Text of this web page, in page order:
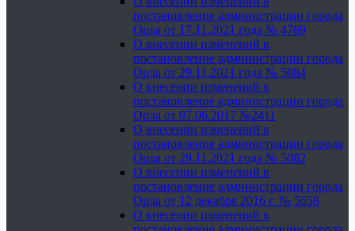
постановление администрации города
Орла от 17.11.2021 года № 4769
О внесении изменений в
постановление администрации города
Орла от 29.11.2021 года № 5084
О внесении изменений в
постановление администрации города
Орла от 07.06.2017 №2411
О внесении изменений в
постановление администрации города
Орла от 29.11.2021 года № 5082
О внесении изменений в
постановление администрации города
Орла от 12 декабря 2016 г. № 5658
О внесении изменений в